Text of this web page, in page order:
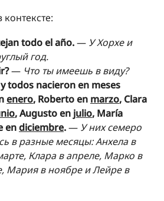
todo el año.— У Хорхе и
год.
— Что ты имеешь в виду?
todos nacieron en meses
enero, Roberto en marzo, Clara
, Augusto en julio, María
endiciembre.— У них семеро
в разные месяцы: Анхела в
Клара в апреле, Марко в
Мария в ноябре и Лейре в